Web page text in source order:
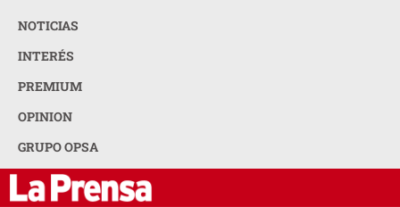
NOTICIAS
INTERÉS
PREMIUM
OPINION
GRUPO OPSA